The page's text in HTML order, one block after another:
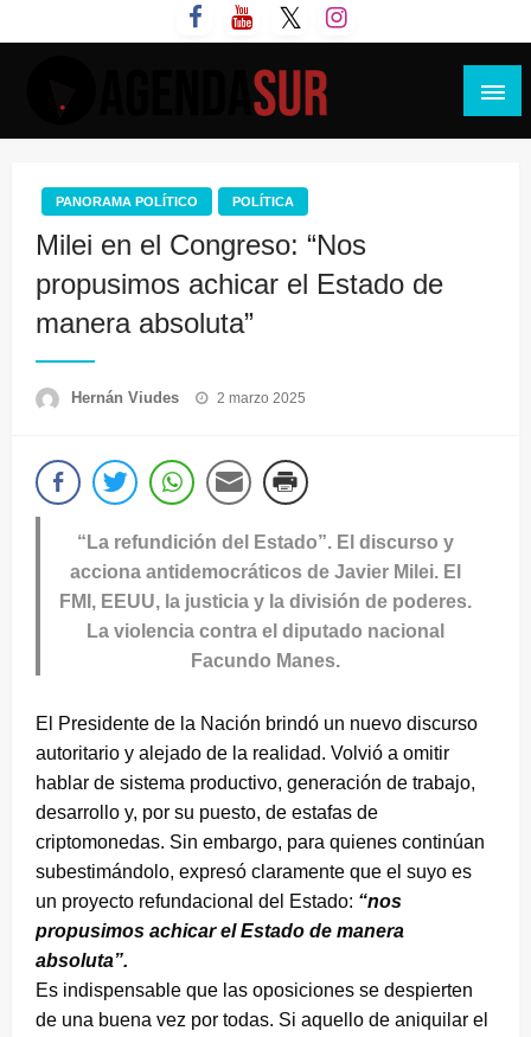
al
PANORAMA POLÍTICO POLÍTICA
Milei en el Congreso: “Nos
propusimos achicar el Estado de
manera absoluta”
Hernán Viudes
Publicado
2 marzo 2025
“La refundición del Estado”. El discurso y
acciona antidemocráticos de Javier Milei. El
FMI, EEUU, la justicia y la división de poderes.
La violencia contra el diputado nacional
Facundo Manes.
El Presidente de la Nación brindó un nuevo discurso
autoritario y alejado de la realidad. Volvió a omitir
hablar de sistema productivo, generación de trabajo,
desarrollo y, por su puesto, de estafas de
criptomonedas. Sin embargo, para quienes continúan
subestimándolo, expresó claramente que el suyo es
un proyecto refundacional del Estado: “nos
propusimos achicar el Estado de manera
absoluta”.
Es indispensable que las oposiciones se despierten
de una buena vez por todas. Si aquello de aniquilar el